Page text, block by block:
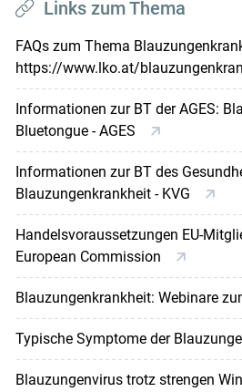
Links zum Thema
FAQs zum Thema
https://www.lko.at/
Informationen zur BT der AGES:
Bluetongue - AGES
Informationen zur BT des
Blauzungenkrankheit - KVG
Handelsvoraussetzungen EU-
European Commission
Blauzungenkrankheit: Webinare
Typische Symptome der
Blauzungenvirus trotz strengen